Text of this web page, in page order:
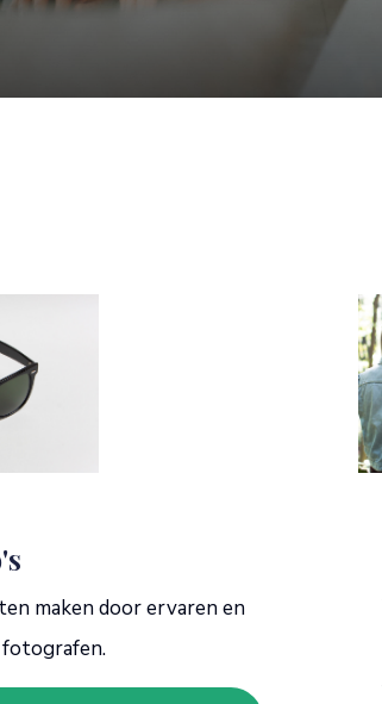
maken door ervaren en
fotografen.